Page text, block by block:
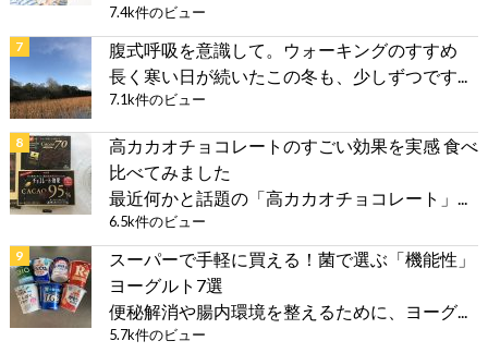
7.4k件のビュー
腹式呼吸を意識して。ウォーキングのすすめ
長く寒い日が続いたこの冬も、少しずつです...
7.1k件のビュー
高カカオチョコレートのすごい効果を実感 食べ
比べてみました
最近何かと話題の「高カカオチョコレート」...
6.5k件のビュー
スーパーで手軽に買える！菌で選ぶ「機能性」
ヨーグルト7選
便秘解消や腸内環境を整えるために、ヨーグ...
5.7k件のビュー